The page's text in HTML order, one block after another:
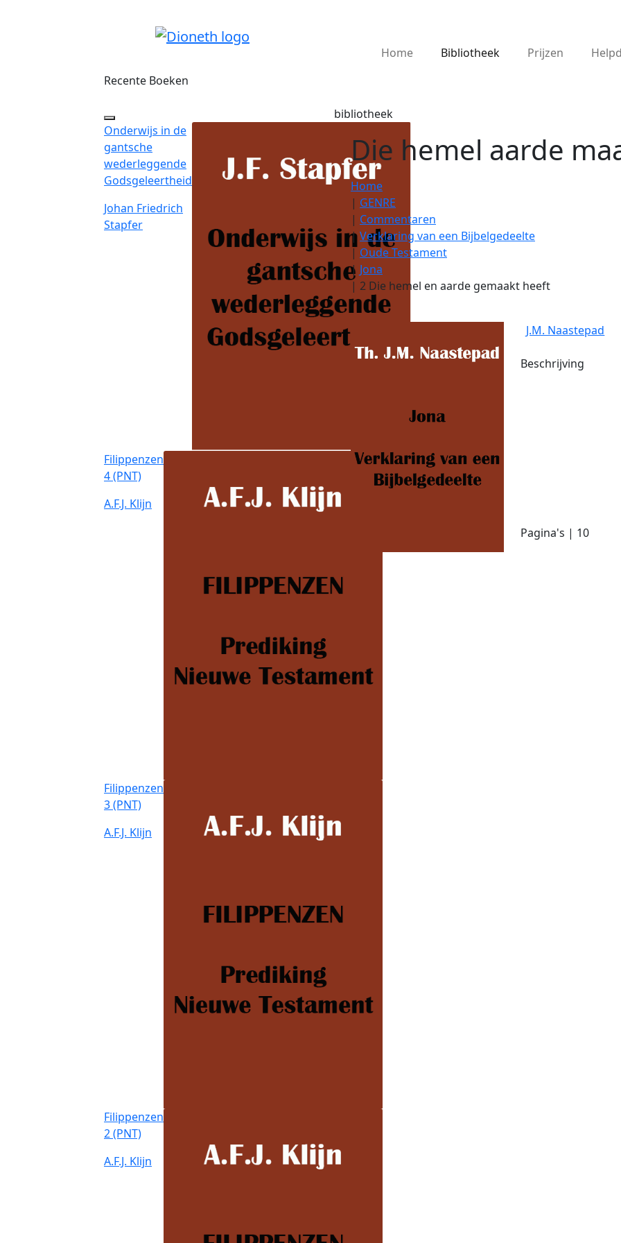
Home Bibliotheek Prijzen
Recente Boeken
Onderwijs in de
gantsche
wederleggende
Godsgeleertheid
Johan Friedrich
Stapfer
Filippenzen
4 (PNT)
A.F.J. Klijn
Filippenzen
3 (PNT)
A.F.J. Klijn
Filippenzen
2 (PNT)
A.F.J. Klijn
bibliotheek
Die hemel aarde
Home
| GENRE
| Commentaren
|Verklaring van een Bijbelgedeelte
| Oude Testament
| Jona
| 2 Die hemel en aarde gemaakt heeft
J.M. Naastepad
Beschrijving
Pagina's | 10